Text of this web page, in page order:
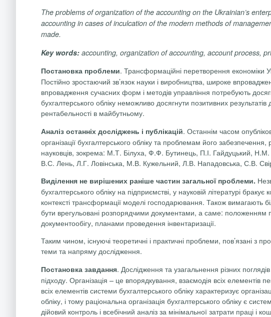
The problems oforganization of the accounting on the Ukrainian’s
accounting in cases of inculcation of the modern methods of
made.
Key words: accounting, organization of accounting, account process,
Постановка проблеми. Трансформаційні перетворення економіки
Постійно зростаючий зв’язок науки і виробництва, широке
впровадження сучасних форм і методів управління потребують
бухгалтерського обліку неможливо досягнути позитивних
рентабельності в майбутньому.
Аналіз останніх досліджень і публікацій. Останнім часом
організації бухгалтерського обліку та проблемам його
науковців, зокрема: М.Т. Білуха, Ф.Ф. Бутинець, П.І. Гайдуцький,
В.С. Лень, Л.Г. Ловінська, М.В. Кужельний, Л.В. Нападовська, С.В.
Виділення не вирішених раніше частин загальної проблеми.
бухгалтерського обліку на підприємстві, у науковій літературі
контексті трансформації моделі господарювання. Також вимагають
бути врегульовані розпорядчими документами, а саме: положенням
документообігу, планами проведення інвентаризації.
Таким чином, існуючі теоретичні і практичні проблеми, пов’язані з
теми та напряму дослідження.
Постановка завдання. Дослідження та узагальнення різних
підходу. Організація – це впорядкування, взаємодія всіх
всіх елементів системи бухгалтерського обліку характеризує
обліку, і тому раціональна організація бухгалтерського обліку є
дійовий контроль і всебічний аналіз за мінімальної затрати праці і